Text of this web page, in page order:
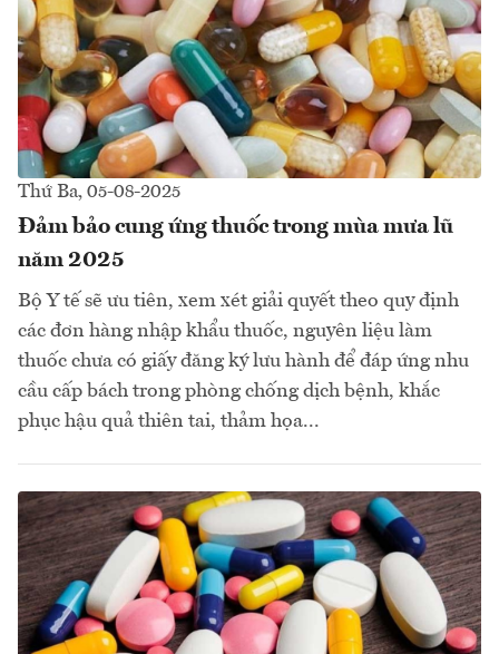
Thứ Ba, 05-08-2025
Đảm bảo cung ứng thuốc trong mùa mưa lũ
năm 2025
Bộ Y tế sẽ ưu tiên, xem xét giải quyết theo quy định
các đơn hàng nhập khẩu thuốc, nguyên liệu làm
thuốc chưa có giấy đăng ký lưu hành để đáp ứng nhu
cầu cấp bách trong phòng chống dịch bệnh, khắc
phục hậu quả thiên tai, thảm họa...